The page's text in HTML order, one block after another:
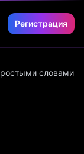
Регистрация
словами